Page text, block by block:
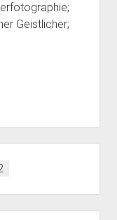
Geistlicher;